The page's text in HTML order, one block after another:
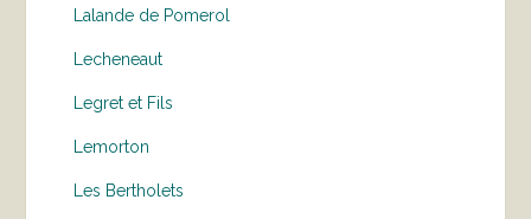
Lalande de Pomerol
Lecheneaut
Legret et Fils
Lemorton
Les Bertholets